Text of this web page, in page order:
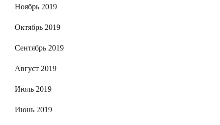
Ноябрь 2019
Октябрь 2019
Сентябрь 2019
Август 2019
Июль 2019
Июнь 2019